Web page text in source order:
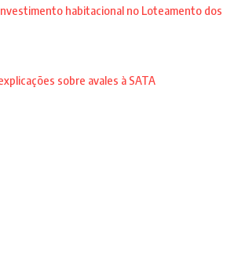
habitacional no Loteamento dos
sobre avales à SATA